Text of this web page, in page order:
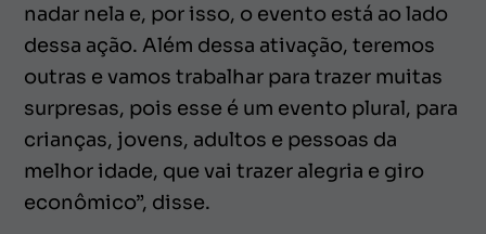
nadar nela e, por isso, o evento está ao lado
dessa ação. Além dessa ativação, teremos
outras e vamos trabalhar para trazer muitas
surpresas, pois esse é um evento plural, para
crianças, jovens, adultos e pessoas da
melhor idade, que vai trazer alegria e giro
econômico”, disse.